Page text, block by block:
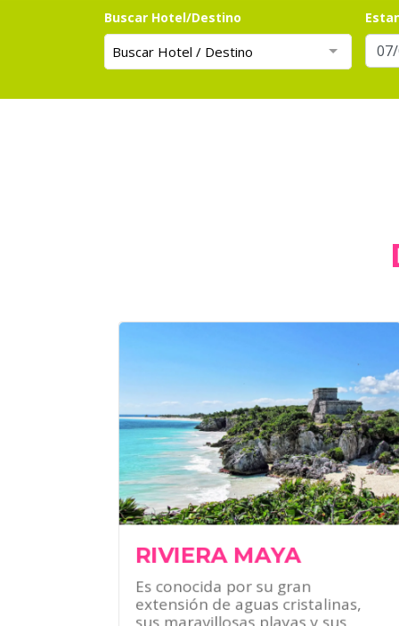
Buscar Hotel/Destino
Buscar Hotel / Destino
RIVIERA MAYA
Es conocida por su gran
extensión de aguas cristalinas,
¿QUÉ HACER?
Conoce sus majestuosos sitios
arqueológicos.
Ven a sus parques naturales y
tématicos que son únicos en el
mundo.
Maravíllate con sus increíbles
cenotes.